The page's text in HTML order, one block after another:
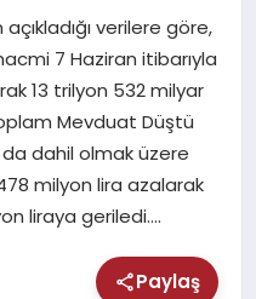
açıkladığı verilere göre,
7 Haziran itibarıyla
13 trilyon 532 milyar
Mevduat Düştü
dahil olmak üzere
milyon lira azalarak
liraya geriledi….
Paylaş